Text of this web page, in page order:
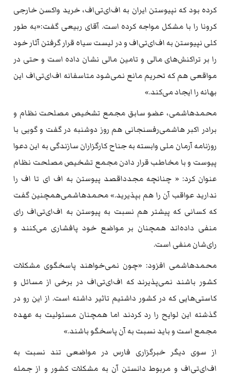
کرده بود که نپیوستن ایران به اف‌ای‌تی‌اف، خرید واکسن خارجی
کرونا را با مشکل مواجه کرده است. آقای ربیعی گفت:«به طور
کلی نپیوستن به اف‌ای‌تی‌اف و در لیست سیاه قرار گرفتن آثار خود
را بر تراکنش‌های مالی و تامین مالی نشان داده است و حتی در
مواقعی هم که تحریم مانع نمی‌شود متاسفانه اف‌ای‌تی‌اف این
بهانه را ایجاد می‌کند.»
محمد‌هاشمی‌، عضو سابق مجمع تشخیص مصلحت نظام و
برادر‌ اکبر هاشمی‌رفسنجانی هم روز دوشنبه در گفت و گویی با
روزنامه آرمان ملی وابسته به جناح کارگزاران سازندگی به این دعوا
پیوست و با مخاطب قرار دادن مجمع تشخیص مصلحت نظام
عنوان کرد: « چنانچه مجدداقصد پیوستن به اف ای تا اف را
ندارید عواقب آن را هم بپذیرید.» محمد‌هاشمی‌همچنین گفت
که کسانی که پیشتر هم نسبت به پیوستن به اف‌ای‌تی‌اف رای
منفی داده‌اند همچنان بر مواضع خود پافشاری می‌کنند و
رای‌شان منفی است.
محمد‌هاشمی افزود: «‌چون نمی‌خواهند پاسخگوی مشکلات
کشور باشند نمی‌پذيرند که اف‌ای‌تی‌اف در برخی از مسائل و
کاستی‌هايی که در کشور داشتيم تاثير داشته است. از اين رو در
گذشته اين لوايح را رد کردند اما همچنان مسئوليت به عهده
مجمع است و بايد نسبت به آن پاسخگو باشند.»
از سوی دیگر خبرگزاری فارس در مواضعی تند نسبت به
اف‌ای‌تی‌اف و مربوط دانستن آن به مشکلات کشور و از جمله